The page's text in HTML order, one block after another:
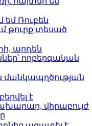
Ռուբեն
թուրք տեսած
արդեն
ողբերգական
մանկապղծության
է
վիրաբույժ